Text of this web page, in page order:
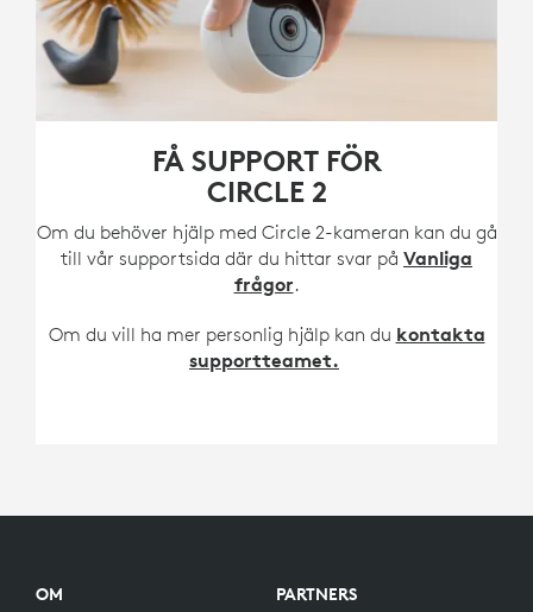
FÅ SUPPORT FÖR
CIRCLE 2
Om du behöver hjälp med Circle 2-kameran kan du gå
till vår supportsida där du hittar svar på Vanliga
frågor.
Om du vill ha mer personlig hjälp kan du kontakta
supportteamet.
OM PARTNERS